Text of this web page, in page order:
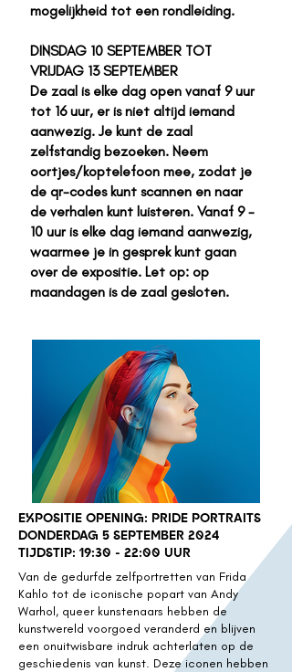
mogelijkheid tot een rondleiding.
​DINSDAG 10 SEPTEMBER TOT
VRIJDAG 13 SEPTEMBER
De zaal is elke dag open vanaf 9 uur
tot 16 uur, er is niet altijd iemand
aanwezig. Je kunt de zaal
zelfstandig bezoeken. Neem
oortjes/koptelefoon mee, zodat je
de qr-codes kunt scannen en naar
de verhalen kunt luisteren. Vanaf 9 -
10 uur is elke dag iemand aanwezig,
waarmee je in gesprek kunt gaan
over de expositie. Let op: op
maandagen is de zaal gesloten.
EXPOSITIE OPENING: PRIDE PORTRAITS
DONDERDAG 5 SEPTEMBER 2024
TIJDSTIP: 19:30 - 22:00 UUR
Van de gedurfde zelfportretten van Frida
Kahlo tot de iconische popart van Andy
Warhol, queer kunstenaars hebben de
kunstwereld voorgoed veranderd en blijven
een onuitwisbare indruk achterlaten op de
geschiedenis van kunst. Deze iconen hebben